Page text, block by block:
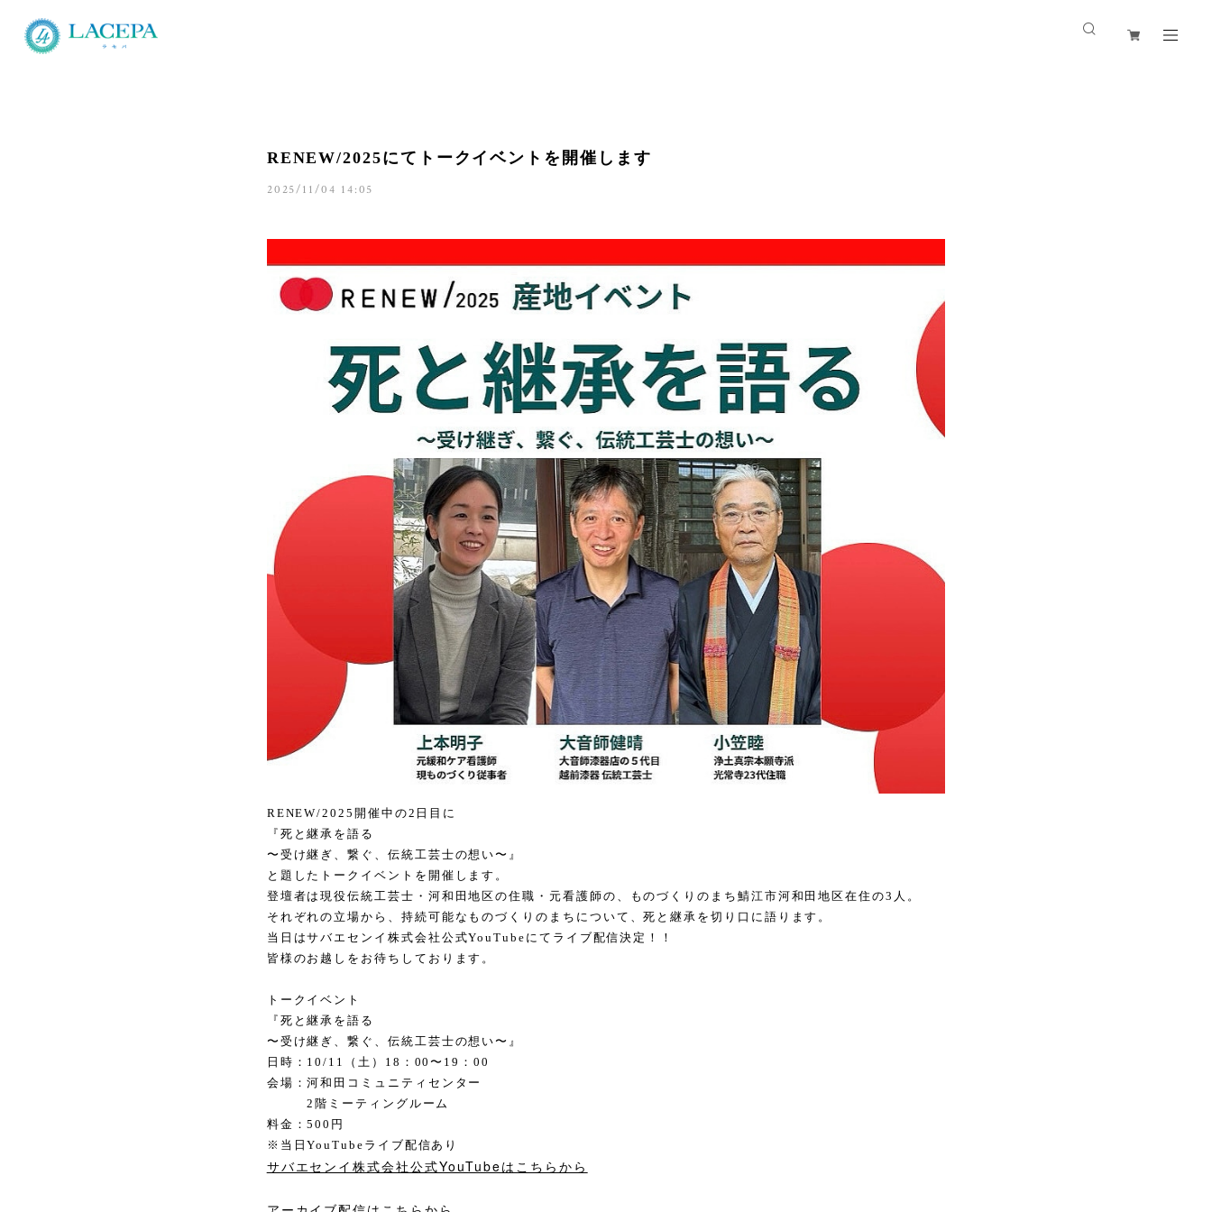
RENEW/2025にてトークイベントを開催します
2025/11/04 14:05
RENEW/2025開催中の2日目に
『死と継承を語る
〜受け継ぎ、繋ぐ、伝統工芸士の想い〜』
と題したトークイベントを開催します。
登壇者は現役伝統工芸士・河和田地区の住職・元看護師の、ものづくりのまち鯖江市河和田地区在住の3人。
それぞれの立場から、持続可能なものづくりのまちについて、死と継承を切り口に語ります。
当日はサバエセンイ株式会社公式YouTubeにてライブ配信決定！！
皆様のお越しをお待ちしております。
トークイベント
『死と継承を語る
〜受け継ぎ、繋ぐ、伝統工芸士の想い〜』
⽇時：10/11（⼟）18：00〜19：00
会場：河和⽥コミュニティセンター
2階ミーティングルーム
料⾦：500円
※当日YouTubeライブ配信あり
サバエセンイ株式会社公式YouTubeはこちらから